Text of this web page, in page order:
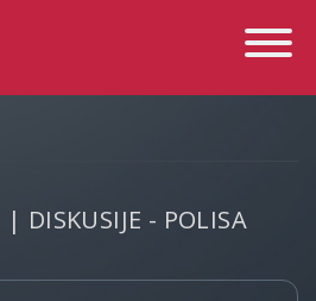
Toggle
| DISKUSIJE - POLISA